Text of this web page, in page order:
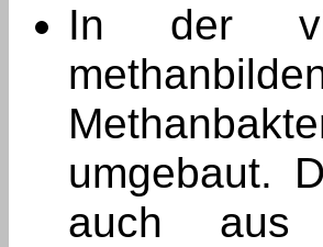
In der
umgebaut.
auch aus